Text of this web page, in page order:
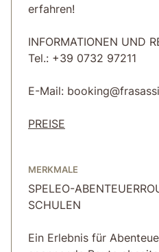
erfahren!
INFORMATIONEN UND
Tel.: +39 0732 97211
E-Mail:
PREISE
MERKMALE
SPELEO-
SCHULEN
Ein Erlebnis für